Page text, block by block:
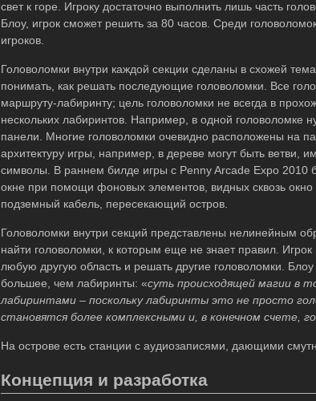
свет к горе. Игроку достаточно выполнить лишь часть
Блоу, игрок сможет решить за 80 часов. Среди
игроков.
Головоломки внутри каждой секции сделаны в схожей
понимать, как решать последующие головоломки. Все
маршруту-лабиринту; цель головоломки не всегда в
нескольких лабиринтов. Например, в одной головоломке
панели. Многие головоломки очевидно расположены на
архитектуру игры, например, в дереве могут быть ветви,
символы. В раннем билде игры с Penny Arcade Expo 2010
окне при помощи фоновых элементов, видных сквозь
подземный кабель, пересекающий остров.
Головоломки внутри секций представлены нелинейным
найти головоломки, к которым еще не знает правил.
любую другую область и решать другие головоломки.
большее, чем лабиринты: «суть происходящей магии в
лабиринтами – поскольку лабиринты это не просто
становятся более комплексными и, в конечном счете,
На острове есть станции с аудиозаписями, дающими
Концепция и разработка